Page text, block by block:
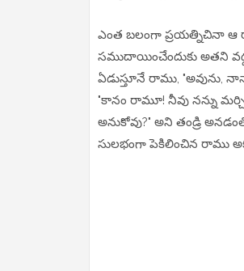
ఎంత బలంగా ప్రయత్నిచినా ఆ
సముదాయించేందుకు అతని
ఏడుస్తూనే రాము, "అవును,
"కానం రామూ! నీవు నన్ను
అనుకోవు?" అని తండ్రి
సులభంగా పెకిలించిన రాము